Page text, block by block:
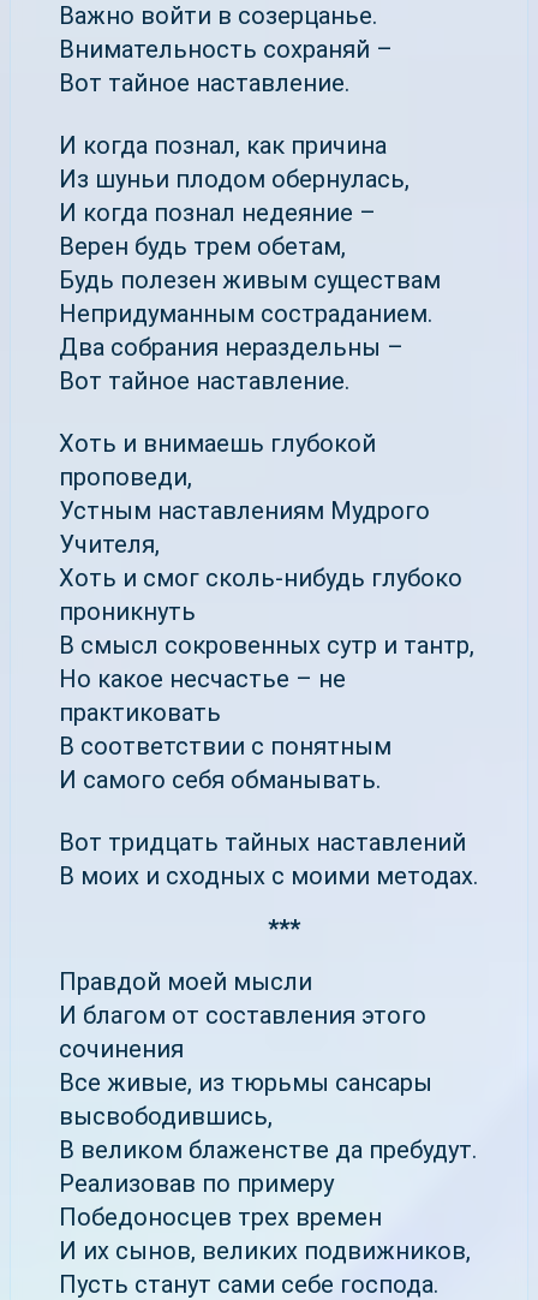
Важно войти в созерцанье.
Внимательность сохраняй –
Вот тайное наставление.
И когда познал, как причина
Из шуньи плодом обернулась,
И когда познал недеяние –
Верен будь трем обетам,
Будь полезен живым существам
Непридуманным состраданием.
Два собрания нераздельны –
Вот тайное наставление.
Хоть и внимаешь глубокой
проповеди,
Устным наставлениям Мудрого
Учителя,
Хоть и смог сколь-нибудь глубоко
проникнуть
В смысл сокровенных сутр и тантр,
Но какое несчастье – не
практиковать
В соответствии с понятным
И самого себя обманывать.
Вот тридцать тайных наставлений
В моих и сходных с моими методах.
***
Правдой моей мысли
И благом от составления этого
сочинения
Все живые, из тюрьмы сансары
высвободившись,
В великом блаженстве да пребудут.
Реализовав по примеру
Победоносцев трех времен
И их сынов, великих подвижников,
Пусть станут сами себе господа.